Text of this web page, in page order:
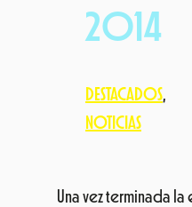
2014
DESTACADOS
NOTICIAS
Una vez terminada